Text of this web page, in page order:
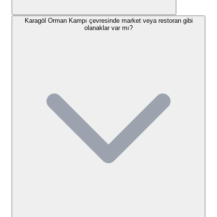
Seçenekleri
doğal zeminlere sahiptir. Misafirlerimiz, Karagöl'ün
serinletici havası ve çam ağaçlarının gölgesinde
kendi çadırlarını kurarak konaklayabilirler. Bu,
özellikle Karşıyaka çadır kamp alanı arayan doğa
severler için ideal bir tercihtir. Tesisimizde başka bir
konaklama tipi, örneğin bungalov veya karavan
Karagöl Orman Kampı çevresinde market veya restoran gibi
olanaklar var mı?